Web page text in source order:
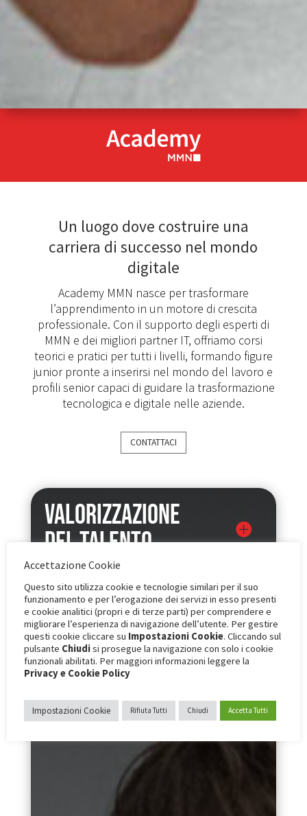
Un luogo dove costruire una
carriera di successo nel mondo
digitale
Academy MMN nasce per trasformare
l’apprendimento in un motore di crescita
professionale. Con il supporto degli esperti di
MMN e dei migliori partner IT, offriamo corsi
teorici e pratici per tutti i livelli, formando figure
junior pronte a inserirsi nel mondo del lavoro e
profili senior capaci di guidare la trasformazione
tecnologica e digitale nelle aziende.
CONTATTACI
Valorizzazione
del talento
Accettazione Cookie
Questo sito utilizza cookie e tecnologie similari per il suo
funzionamento e per l’erogazione dei servizi in esso presenti
e cookie analitici (propri e di terze parti) per comprendere e
migliorare l’esperienza di navigazione dell’utente. Per gestire
questi cookie cliccare su Impostazioni Cookie. Cliccando sul
pulsante Chiudisi prosegue la navigazione con solo i cookie
funzionali abilitati. Per maggiori informazioni leggere la
Privacy e Cookie Policy
Impostazioni Cookie Rifiuta Tutti Chiudi Accetta Tutti